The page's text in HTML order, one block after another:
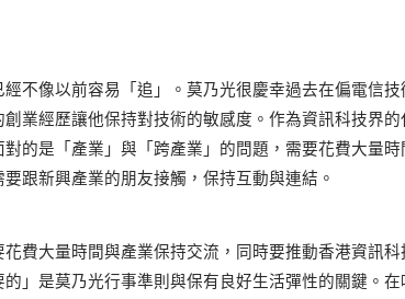
不像以前容易「追」。莫乃光很慶幸過去在偏電信技
業經歷讓他保持對技術的敏感度。作為資訊科技界的
的是「產業」與「跨產業」的問題，需要花費大量時
跟新興產業的朋友接觸，保持互動與連結。
費大量時間與產業保持交流，同時要推動香港資訊科
」是莫乃光行事準則與保有良好生活彈性的關鍵。在